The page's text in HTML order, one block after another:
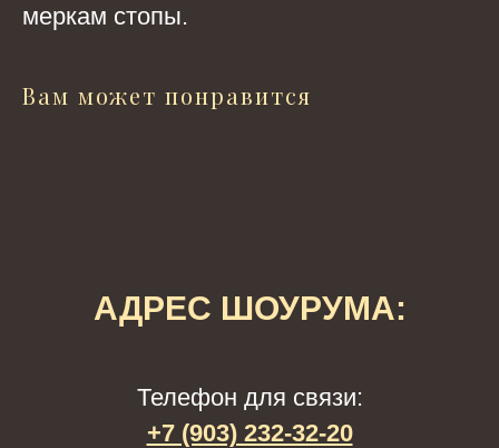
меркам стопы.
Вам может понравится
АДРЕС ШОУРУМА:
Телефон для связи:
+7 (903) 232-32-20